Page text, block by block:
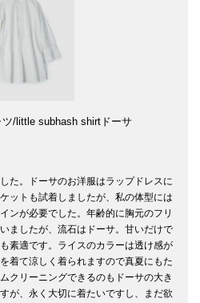
/little subhash shirtドーサ
た。ドーサのお洋服はラップドレスに
ットも試着しましたが、私の体型には
ンが必要でした。年齢的に胸元のフリ
ましたが、流石はドーサ。甘いだけで
素適です。ライスのカラーは透け感が
着て涼しく着られますので真夏にもた
クリーニングできるのもドーサの大き
が、永く大切に着たいですし、まだ欲